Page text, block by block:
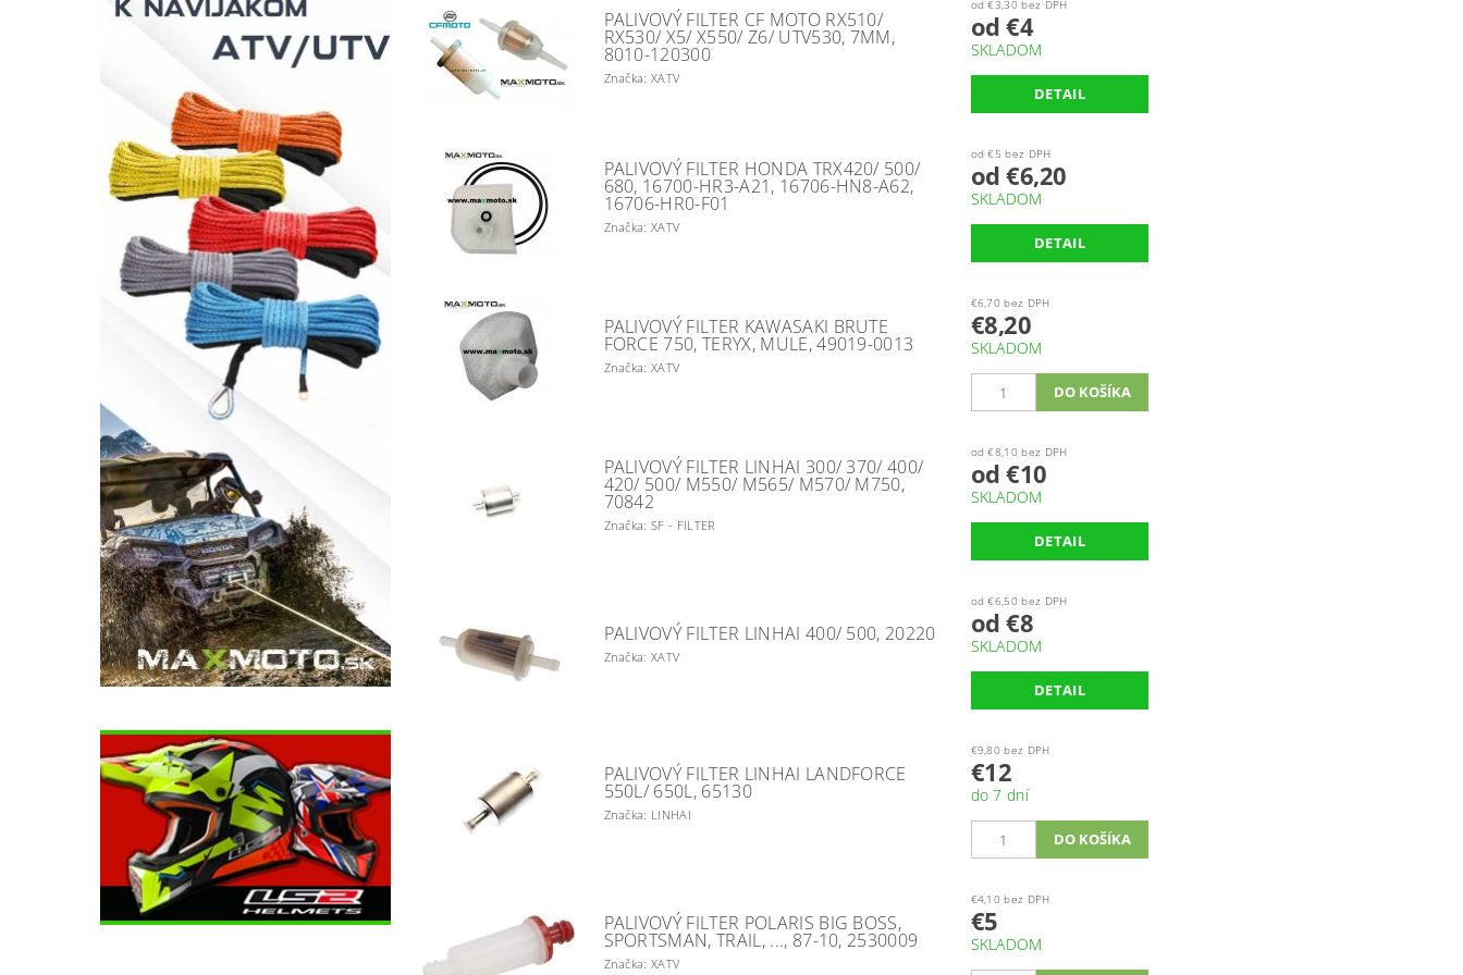
PALIVOVÝ FILTER CF MOTO RX510/
RX530/ X5/ X550/ Z6/ UTV530, 7MM,
8010-120300
Značka: XATV
od €3,30 bez DPH
od €4
SKLADOM
DETAIL
PALIVOVÝ FILTER HONDA TRX420/ 500/
680, 16700-HR3-A21, 16706-HN8-A62,
16706-HR0-F01
Značka: XATV
od €5 bez DPH
od €6,20
SKLADOM
DETAIL
PALIVOVÝ FILTER KAWASAKI BRUTE
FORCE 750, TERYX, MULE, 49019-0013
Značka: XATV
€6,70 bez DPH
€8,20
SKLADOM
PALIVOVÝ FILTER LINHAI 300/ 370/ 400/
420/ 500/ M550/ M565/ M570/ M750,
70842
Značka: SF - FILTER
od €8,10 bez DPH
od €10
SKLADOM
DETAIL
PALIVOVÝ FILTER LINHAI 400/ 500, 20220
Značka: XATV
od €6,50 bez DPH
od €8
SKLADOM
DETAIL
PALIVOVÝ FILTER LINHAI LANDFORCE
550L/ 650L, 65130
Značka: LINHAI
€9,80 bez DPH
€12
do 7 dní
PALIVOVÝ FILTER POLARIS BIG BOSS,
SPORTSMAN, TRAIL, ..., 87-10, 2530009
Značka: XATV
€4,10 bez DPH
€5
SKLADOM